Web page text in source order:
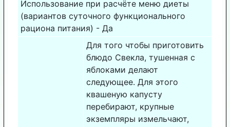
Использование при расчёте меню диеты
(вариантов суточного функционального
рациона питания) - Да
Для того чтобы приготовить
блюдо Свекла, тушенная с
яблоками делают
следующее. Для этого
квашеную капусту
перебирают, крупные
экземпляры измельчают,